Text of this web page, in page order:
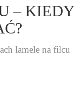
– KIEDY
lamele na filcu